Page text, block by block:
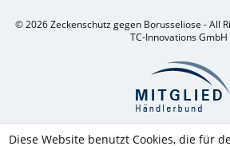
© 2026 Zeckenschutz gegen Borusseliose - All
TC-Innovations GmbH
Diese Website benutzt Cookies, die für